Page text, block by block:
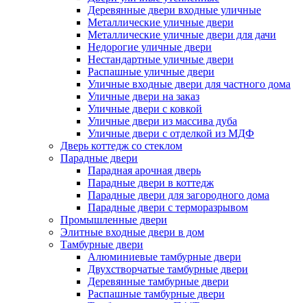
Деревянные двери входные уличные
Металлические уличные двери
Металлические уличные двери для дачи
Недорогие уличные двери
Нестандартные уличные двери
Распашные уличные двери
Уличные входные двери для частного дома
Уличные двери на заказ
Уличные двери с ковкой
Уличные двери из массива дуба
Уличные двери с отделкой из МДФ
Дверь коттедж со стеклом
Парадные двери
Парадная арочная дверь
Парадные двери в коттедж
Парадные двери для загородного дома
Парадные двери с терморазрывом
Промышленные двери
Элитные входные двери в дом
Тамбурные двери
Алюминиевые тамбурные двери
Двухстворчатые тамбурные двери
Деревянные тамбурные двери
Распашные тамбурные двери